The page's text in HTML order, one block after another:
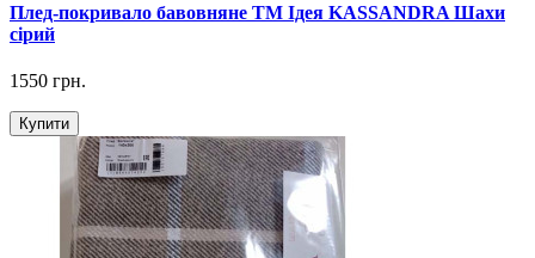
Плед-покривало бавовняне ТМ Ідея KASSANDRA Шахи
сірий
1550 грн.
Купити